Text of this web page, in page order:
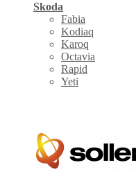
Skoda
Fabia
Kodiaq
Karoq
Octavia
Rapid
Yeti